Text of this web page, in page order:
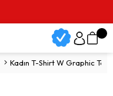
Kadın T-Shirt W Graphic Tee